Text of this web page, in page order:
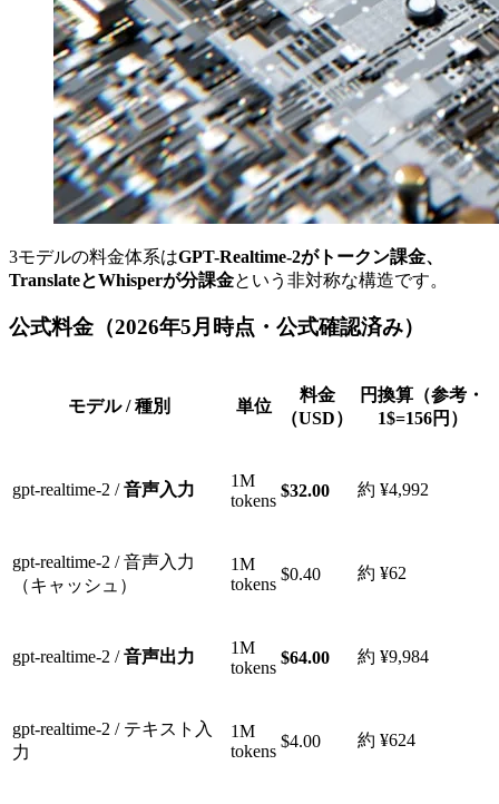
3モデルの料金体系はGPT-Realtime-2がトークン課金、
TranslateとWhisperが分課金という非対称な構造です。
公式料金（2026年5月時点・公式確認済み）
モデル / 種別 単位
料金
（USD）
円換算（参考・
1$=156円）
gpt-realtime-2 /音声入力
1M
tokens
$32.00 約 ¥4,992
gpt-realtime-2 / 音声入力
（キャッシュ）
1M
tokens
$0.40 約 ¥62
gpt-realtime-2 /音声出力
1M
tokens
$64.00 約 ¥9,984
gpt-realtime-2 / テキスト入
力
1M
tokens
$4.00 約 ¥624